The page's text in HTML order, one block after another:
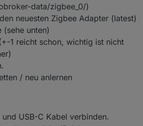
Anfragen über Chat Nachricht oder
https://t.me/Zigbee1
inkl., mit Verfolgungsnummer"
ZigBee Stick / LAN Gateway
Antenne und Gehäuse"
data/zigbee_0/)
neuesten Zigbee Adapter (latest)
(sehe unten)
1 reicht schon, wichtig ist nicht
/ neu anlernen
USB-C Kabel verbinden.